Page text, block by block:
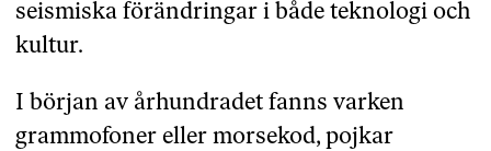
seismiska förändringar i både teknologi och
kultur.
I början av århundradet fanns varken
grammofoner eller morsekod, pojkar